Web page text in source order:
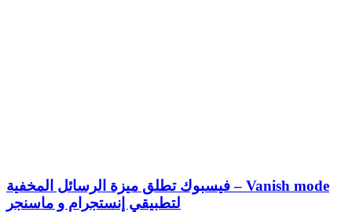
فيسبوك تطلق ميزة الرسائل المخفية – Vanish mode
لتطبيقي إنستجرام و ماسنجر